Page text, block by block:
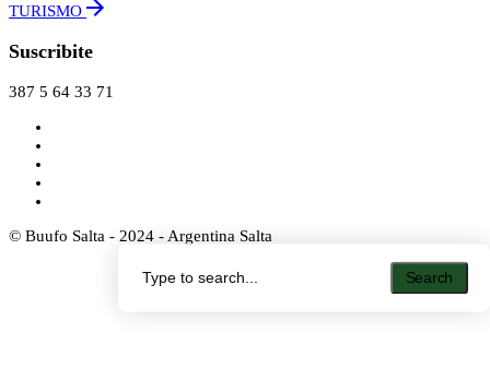
Search
Search
TURISMO
Suscribite
387 5 64 33 71
© Buufo Salta - 2024 - Argentina Salta